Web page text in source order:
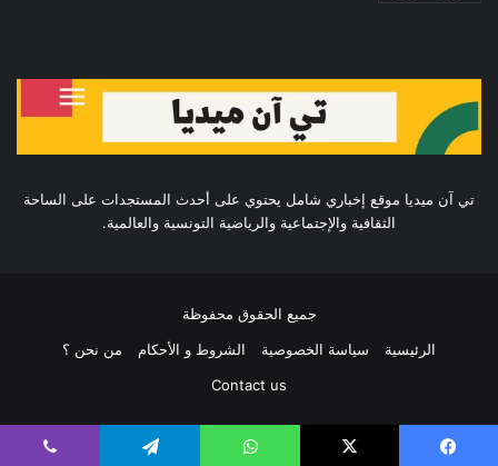
تي آن ميديا موقع إخباري شامل يحتوي على أحدث المستجدات على الساحة
الثقافية والإجتماعية والرياضية التونسية والعالمية.
جميع الحقوق محفوظة
الرئيسية
سياسة الخصوصية الشروط و الأحكام
من نحن ؟
Contact us